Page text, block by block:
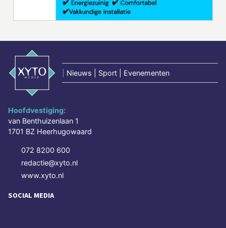
Nieuws | Sport | Evenementen
Hoofdvestiging:
van Benthuizenlaan 1
1701 BZ Heerhugowaard
072 8200 600
redactie@xyto.nl
www.xyto.nl
SOCIAL MEDIA